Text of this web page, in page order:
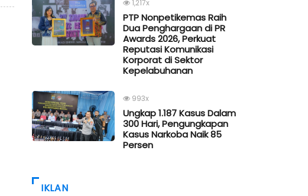
1,217x
PTP Nonpetikemas Raih
Dua Penghargaan di PR
Awards 2026, Perkuat
Reputasi Komunikasi
Korporat di Sektor
Kepelabuhanan
993x
Ungkap 1.187 Kasus Dalam
300 Hari, Pengungkapan
Kasus Narkoba Naik 85
Persen
IKLAN